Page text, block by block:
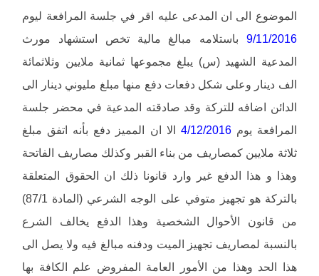
الموضوع الى ان المدعى عليه اقر في جلسة المرافعة ليوم
9/11/2016 باستلامه مبالغ مالية تخص استشهاد مورث
المدعية الشهيد (س) يبلغ مجموعها ثمانية ملايين وثلاثمائة
الف دينار وعلى شكل دفعات دفع منها مبلغ مليوني دينار الى
الدائن اضافه للتركة وقد صادقته المدعية في محضر جلسة
المرافعة يوم4/12/2016 الا ان المميز دفع بأنه اتفق مبلغ
ثلاثة ملايين كمصاريف من بناء القبر وكذلك مصاريف الفاتحة
وهذا و هذا الدفع غير وارد قانونا ذلك ان الحقوق المتعلقة
بالتركة هو تجهيز متوفي على الوجه الشرعي (المادة 87/1)
من قانون الأحوال الشخصية وهذا الدفع يخالف الشرع
بالنسبة لمصاريف تجهيز الميت ودفنه مبالغ فيه ولا يصل الى
هذا الحد وهذا من الأمور العامة المفروض علم الكافة بها